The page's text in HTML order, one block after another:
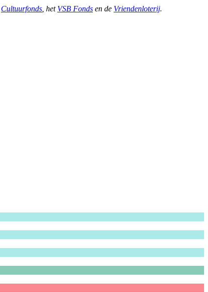
Cultuurfonds , het VSB Fonds en de Vriendenloterij.